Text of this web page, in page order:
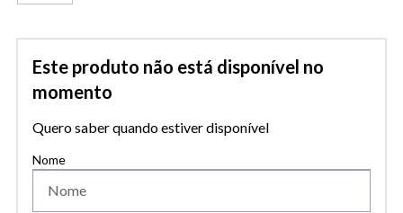
Este produto não está disponível no
momento
Quero saber quando estiver disponível